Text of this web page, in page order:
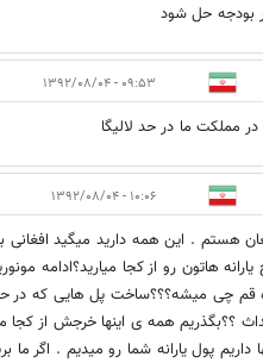
حل شود
۰۹:۵۳ - ۱۳۹۲/۰۸/۰۴
مملکت ما در حد لالیگا
۱۰:۰۶ - ۱۳۹۲/۰۸/۰۴
. این همه دارید میگید افغانی
یارانه هاتون رو از کجا میارید؟ادامه
قم چی میشه؟؟؟ساخت پل هایی که
؟؟بگذریم همه ی اینها خرجش از
داریم پول یارانه شما رو میدیم . اگر ما